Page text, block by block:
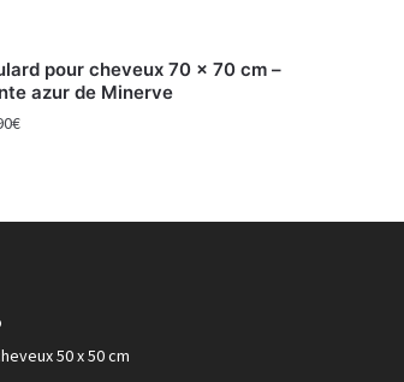
pour cheveux 70 x 70 cm –
azur de Minerve
€
50 x 50 cm